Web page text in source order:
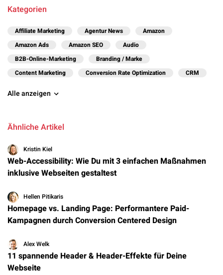
Kategorien
Affiliate Marketing Agentur News
Amazon
Amazon Ads
Amazon SEO
Audio
B2B-Online-Marketing
Branding / Marke
Content Marketing
Conversion Rate Optimization CRM
Alle anzeigen
Ähnliche Artikel
Kristin Kiel
Web-Accessibility: Wie Du mit 3 einfachen Maßnahmen
inklusive Webseiten gestaltest
Hellen Pitikaris
Homepage vs. Landing Page: Performantere Paid-
Kampagnen durch Conversion Centered Design
Alex Welk
11 spannende Header & Header-Effekte für Deine
Webseite